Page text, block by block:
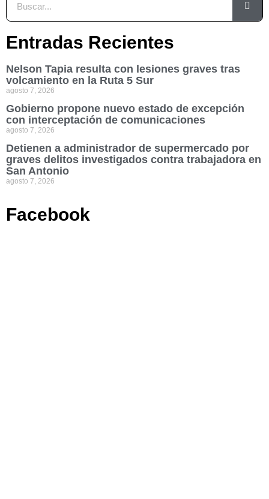
Entradas Recientes
Nelson Tapia resulta con lesiones graves tras
volcamiento en la Ruta 5 Sur
agosto 7, 2026
Gobierno propone nuevo estado de excepción
con interceptación de comunicaciones
agosto 7, 2026
Detienen a administrador de supermercado por
graves delitos investigados contra trabajadora en
San Antonio
agosto 7, 2026
Facebook